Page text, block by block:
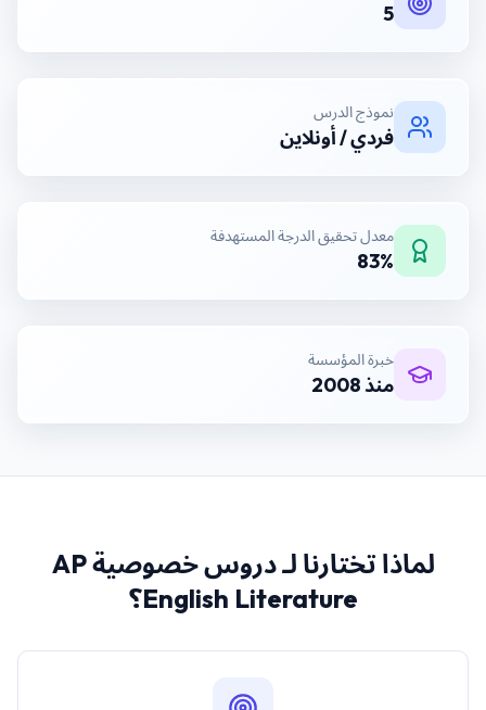
5
نموذج الدرس
فردي / أونلاين
معدل تحقيق الدرجة المستهدفة
83%
خبرة المؤسسة
منذ 2008
لماذا تختارنا لـ
دروس خصوصية AP
English Literature؟